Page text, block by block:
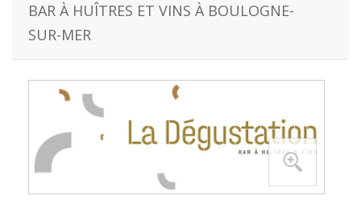
BAR À HUÎTRES ET VINS À BOULOGNE-
SUR-MER